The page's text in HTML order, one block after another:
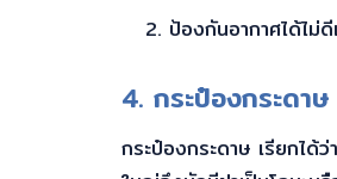
ป้องกันอากาศได้ไม่
4. กระป๋องกระด
กระป๋องกระดาษ เรียกได้